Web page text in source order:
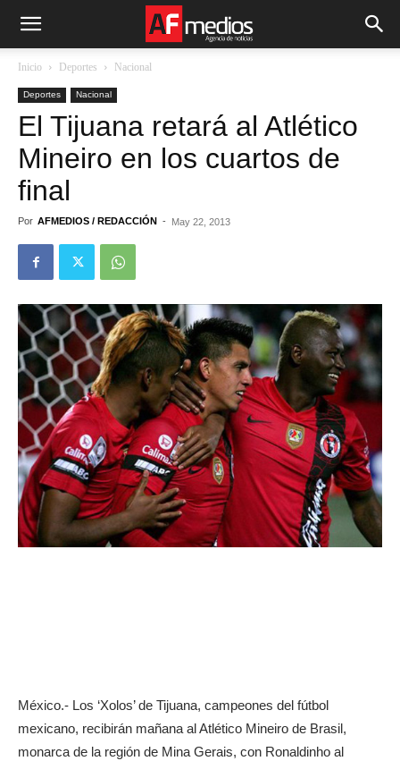
Inicio Deportes Nacional
Deportes Nacional
El Tijuana retará al Atlético
Mineiro en los cuartos de
final
Por AFMEDIOS / REDACCIÓN - May 22, 2013
México.- Los ‘Xolos’ de Tijuana, campeones del fútbol
mexicano, recibirán mañana al Atlético Mineiro de Brasil,
monarca de la región de Mina Gerais, con Ronaldinho al